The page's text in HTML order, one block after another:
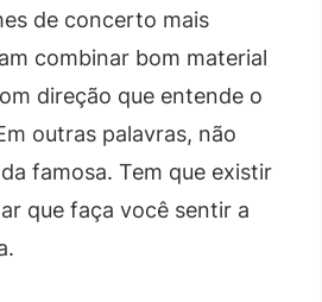
de concerto mais
combinar bom material
direção que entende o
outras palavras, não
famosa. Tem que existir
que faça você sentir a